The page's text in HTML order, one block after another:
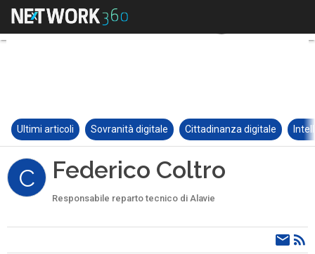
Ultimi articoli Sovranità digitale Cittadinanza digitale
C Federico Coltro
Responsabile reparto tecnico di Alavie